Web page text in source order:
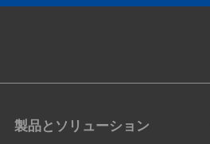
製品とソリューション